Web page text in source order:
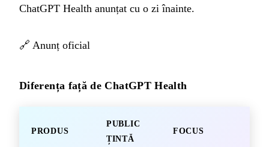
ChatGPT Health anunțat cu o zi înainte.
🔗 Anunț oficial
Diferența față de ChatGPT Health
PRODUS
PUBLIC
ȚINTĂ
FOCUS